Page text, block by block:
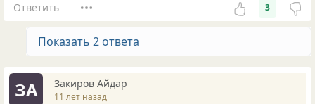
Ответить 3
Показать 2 ответа
ЗА Закиров Айдар
11 лет назад